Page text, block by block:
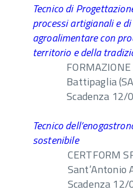
Tecnico di
processi artigianali e
agroalimentare con
territorio e della
FORMAZIONE E
Battipaglia
Scadenza 12/
Tecnico
sostenibile
CERTFORM
Sant’Antonio
Scadenza